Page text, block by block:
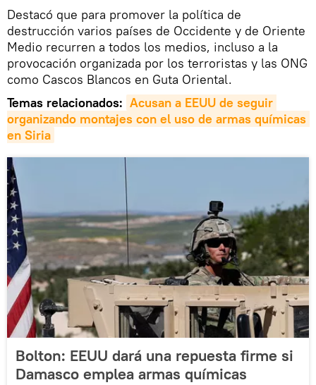
Destacó que para promover la política de
destrucción varios países de Occidente y de Oriente
Medio recurren a todos los medios, incluso a la
provocación organizada por los terroristas y las ONG
como Cascos Blancos en Guta Oriental.
Temas relacionados: Acusan a EEUU de seguir
organizando montajes con el uso de armas químicas
en Siria
Bolton: EEUU dará una repuesta firme si
Damasco emplea armas químicas